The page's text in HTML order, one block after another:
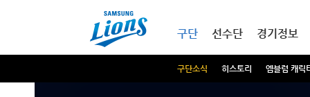
구단
구단소식 히스토리 엠블럼 캐릭
선수단 경기정보